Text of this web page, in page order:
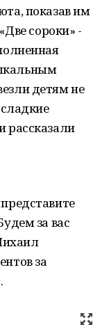
показав им
сороки» -
детям не
рассказали
за вас
за